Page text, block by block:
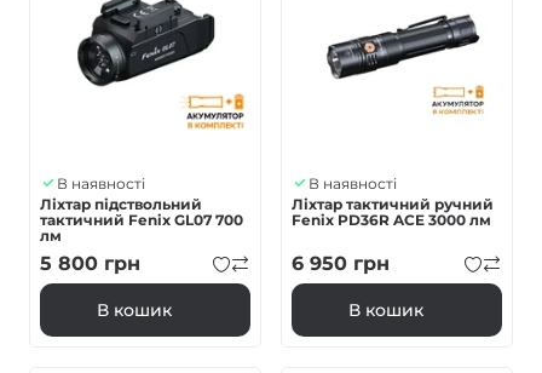
В наявності
Ліхтар підствольний
тактичний Fenix GL07 700
лм
5 800 грн
В кошик
В наявності
Ліхтар тактичний ручний
Fenix PD36R ACE 3000 лм
6 950 грн
В кошик